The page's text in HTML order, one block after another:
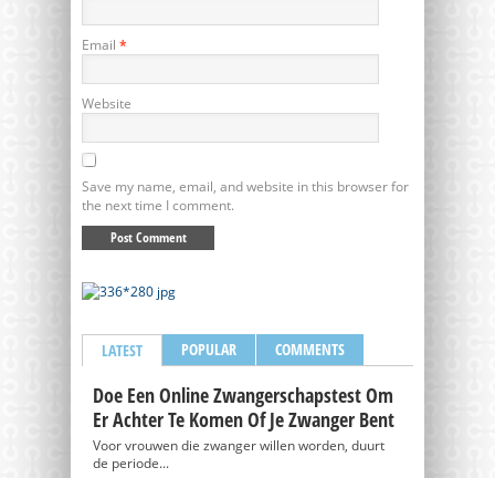
Email *
Website
Save my name, email, and website in this browser for
the next time I comment.
LATEST POPULAR COMMENTS
Doe Een Online Zwangerschapstest Om
Er Achter Te Komen Of Je Zwanger Bent
Voor vrouwen die zwanger willen worden, duurt
de periode...